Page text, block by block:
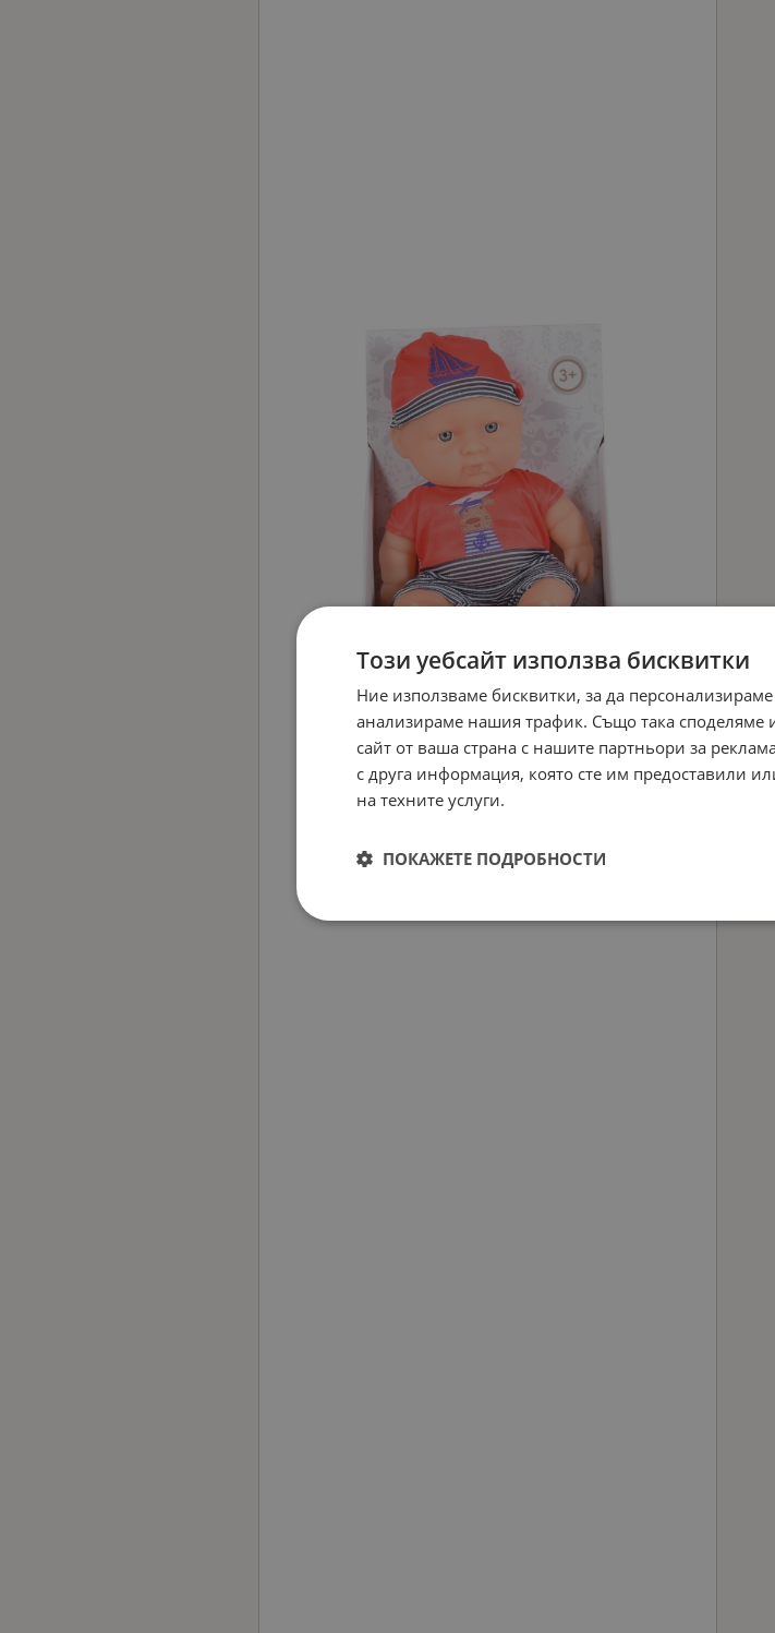
Този уебсайт използва бисквитки
Ние използваме бисквитки, за да
анализираме нашия трафик. Също така
сайт от ваша страна с нашите партньори за
с друга информация, която сте им предоставили
на техните услуги.
ПОКАЖЕТЕ ПОДРОБНОСТИ